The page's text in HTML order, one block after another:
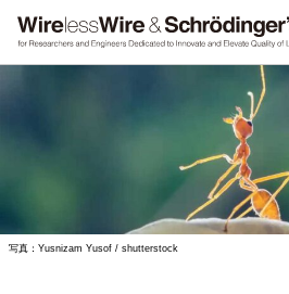
写真：Yusnizam Yusof / shutterstock